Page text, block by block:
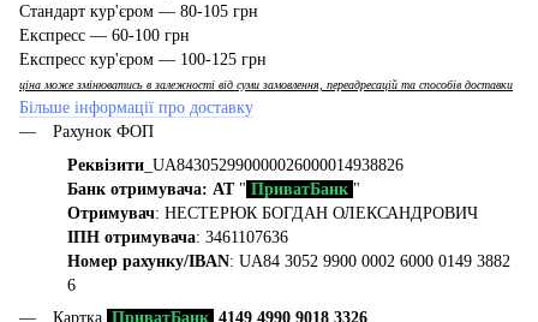
Стандарт кур'єром — 80-105 грн
Експресс — 60-100 грн
Експресс кур'єром — 100-125 грн
ціна може змінюватись в залежності від суми замовлення, переадресацій та способів доставки
Більше інформації про доставку
Рахунок ФОП
Реквізити _UA843052990000026000014938826
Банк отримувача: АТ" ПриватБанк "
Отримувач: НЕСТЕРЮК БОГДАН ОЛЕКСАНДРОВИЧ
ІПН отримувача: 3461107636
Номер рахунку/IBAN: UA84 3052 9900 0002 6000 0149 3882
6
Картка ПриватБанк 4149 4990 9018 3326